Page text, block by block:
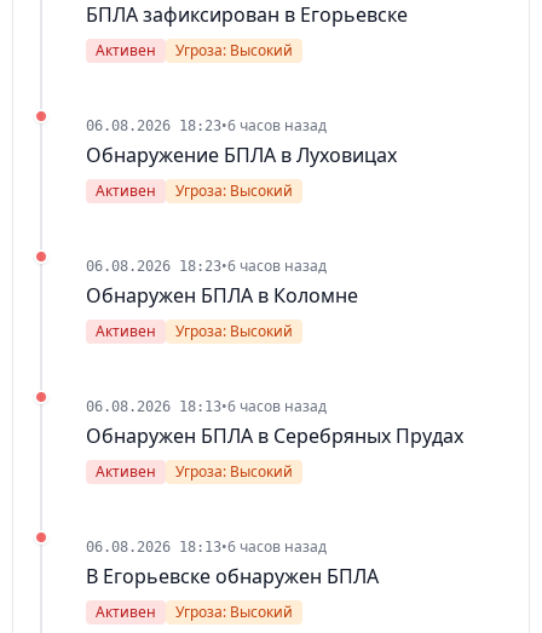
БПЛА зафиксирован в Егорьевске
Активен Угроза: Высокий
06.08.2026 18:23•6 часов назад
Обнаружение БПЛА в Луховицах
Активен Угроза: Высокий
06.08.2026 18:23•6 часов назад
Обнаружен БПЛА в Коломне
Активен Угроза: Высокий
06.08.2026 18:13•6 часов назад
Обнаружен БПЛА в Серебряных Прудах
Активен Угроза: Высокий
06.08.2026 18:13•6 часов назад
В Егорьевске обнаружен БПЛА
Активен Угроза: Высокий